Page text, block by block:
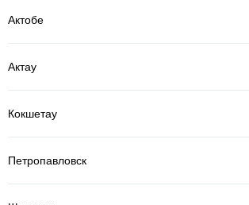
Актобе
Актау
Кокшетау
Петропавловск